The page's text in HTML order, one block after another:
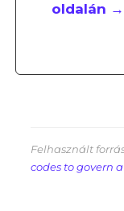
oldalán →
Felhasznált
codes to govern